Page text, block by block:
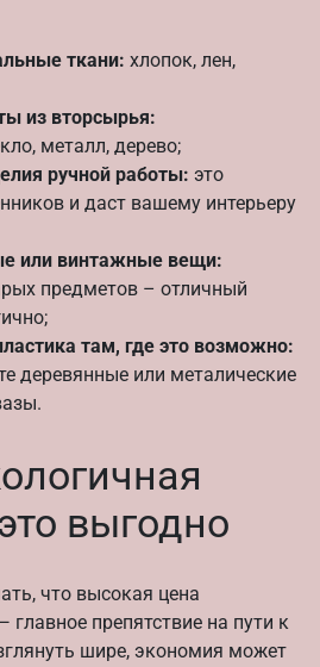
ткани: хлопок, лен,
из вторсырья:
металл, дерево;
ручной работы: это
и даст вашему интерьеру
или винтажные вещи:
предметов – отличный
там, где это возможно:
деревянные или металические
выгодно
что высокая цена
препятствие на пути к
шире, экономия может